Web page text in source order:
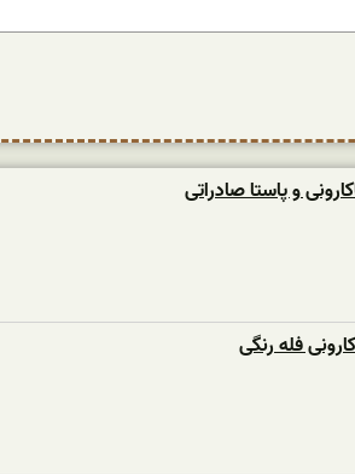
و پاستا صادراتی
فله رنگی